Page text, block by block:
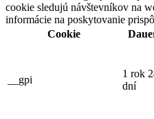
cookie sledujú návštevníkov na
informácie na poskytovanie
Cookie
__gpi
1 rok
dní